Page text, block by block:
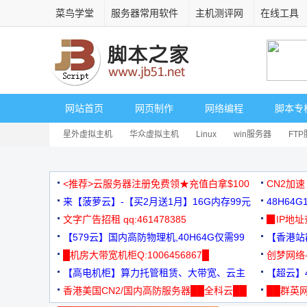
菜鸟学堂 服务器常用软件 主机测评网 在线工具
网站首页 网页制作 网络编程 脚本专
星外虚拟主机 华众虚拟主机 Linux win服务器 FTP
<推荐>云服务器注册免费领★充值白拿$100
CN2加
来【菠萝云】-【买2月送1月】16G内存99元
3000+
文字广告招租 qq:461478385
▉IP地
【579云】国内高防物理机,40H64G仅需99
元
【香港
█机房大带宽机柜Q:1006456867█
创梦网
88元/月
【高电机柜】算力托管租赁、大带宽、云主
机
【超云
香港美国CN2/国内高防服务器██全科云██
██群英